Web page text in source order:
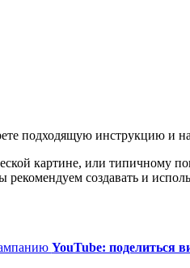
подходящую инструкцию и
картине, или типичному
создавать и
YouTube: поделиться